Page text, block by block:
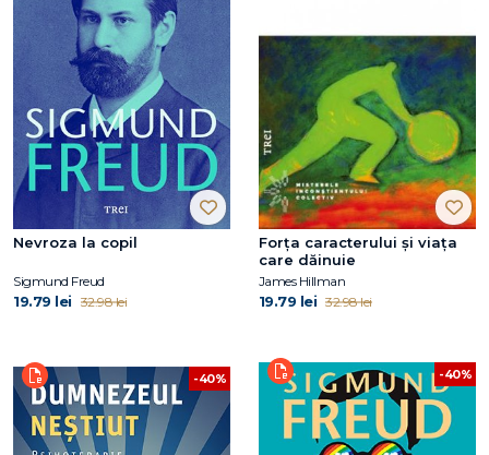
Nevroza la copil
Sigmund Freud
19.79 lei 32.98 lei
Forţa caracterului şi viaţa
care dăinuie
James Hillman
19.79 lei 32.98 lei
-40% -40%